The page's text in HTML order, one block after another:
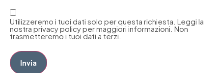
Utilizzeremo i tuoi dati solo per questa richiesta. Leggi la
nostra privacy policy per maggiori informazioni. Non
trasmetteremo i tuoi dati a terzi.
Invia